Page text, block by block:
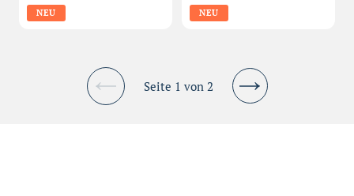
NEU NEU
VorherigeSeite 1 von 2
Nächste